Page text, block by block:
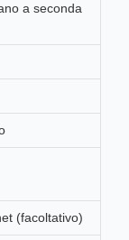
a seconda
(facoltativo)